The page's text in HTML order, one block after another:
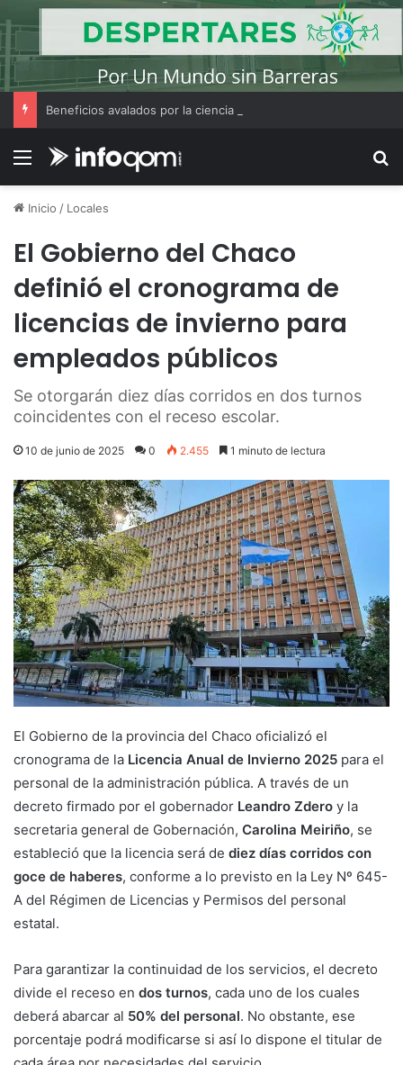
Beneficios avalados por la ciencia de convivir con gatos
Menú
Inicio / Locales
El Gobierno del Chaco
definió el cronograma de
licencias de invierno para
empleados públicos
Se otorgarán diez días corridos en dos turnos
coincidentes con el receso escolar.
10 de junio de 2025 0 2.455 1 minuto de lectura
El Gobierno de la provincia del Chaco oficializó el
cronograma de la Licencia Anual de Invierno 2025 para el
personal de la administración pública. A través de un
decreto firmado por el gobernador Leandro Zdero y la
secretaria general de Gobernación, Carolina Meiriño, se
estableció que la licencia será de diez días corridos con
goce de haberes, conforme a lo previsto en la Ley Nº 645-
A del Régimen de Licencias y Permisos del personal
estatal.
Para garantizar la continuidad de los servicios, el decreto
divide el receso en dos turnos, cada uno de los cuales
deberá abarcar al 50% del personal. No obstante, ese
porcentaje podrá modificarse si así lo dispone el titular de